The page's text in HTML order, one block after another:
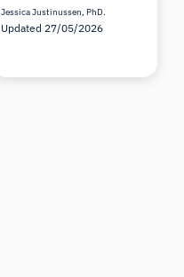
Jessica Justinussen, PhD.
Updated 27/05/2026